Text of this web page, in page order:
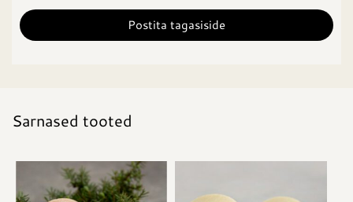
Sarnased tooted